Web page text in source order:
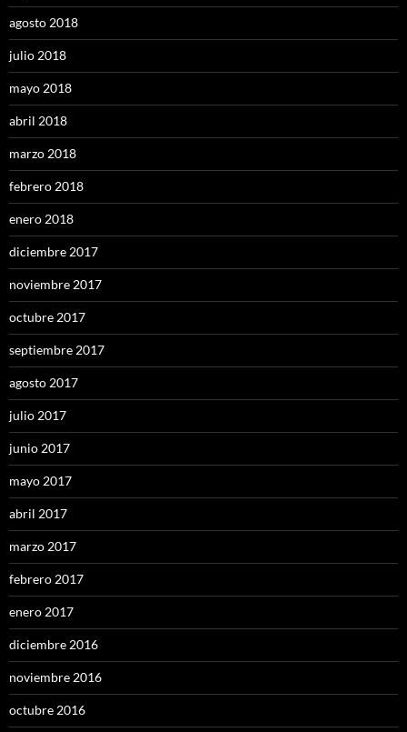
agosto 2018
julio 2018
mayo 2018
abril 2018
marzo 2018
febrero 2018
enero 2018
diciembre 2017
noviembre 2017
octubre 2017
septiembre 2017
agosto 2017
julio 2017
junio 2017
mayo 2017
abril 2017
marzo 2017
febrero 2017
enero 2017
diciembre 2016
noviembre 2016
octubre 2016